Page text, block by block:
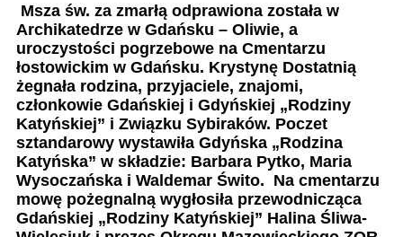
Msza św. za zmarłą odprawiona została w
Archikatedrze w Gdańsku – Oliwie, a
uroczystości pogrzebowe na Cmentarzu
łostowickim w Gdańsku. Krystynę Dostatnią
żegnała rodzina, przyjaciele, znajomi,
członkowie Gdańskiej i Gdyńskiej „Rodziny
Katyńskiej” i Związku Sybiraków. Poczet
sztandarowy wystawiła Gdyńska „Rodzina
Katyńska” w składzie: Barbara Pytko, Maria
Wysoczańska i Waldemar Świto. Na cmentarzu
mowę pożegnalną wygłosiła przewodnicząca
Gdańskiej „Rodziny Katyńskiej” Halina Śliwa-